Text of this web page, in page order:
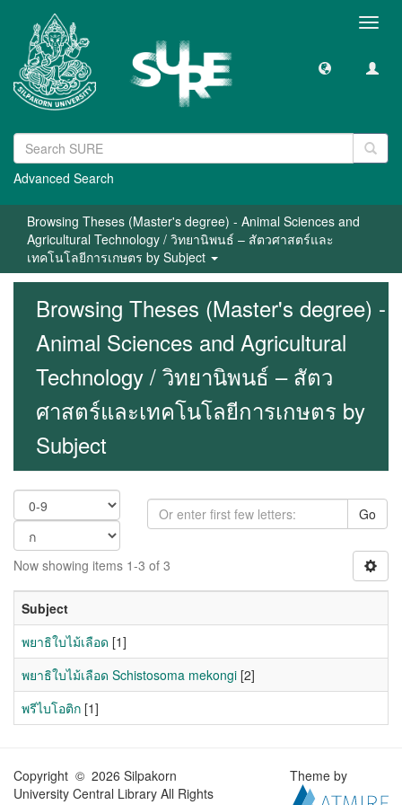
Advanced Search
Browsing Theses (Master's degree) - Animal Sciences and
Agricultural Technology / วิทยานิพนธ์ – สัตวศาสตร์และ
เทคโนโลยีการเกษตร by Subject
Browsing Theses (Master's degree) -
Animal Sciences and Agricultural
Technology / วิทยานิพนธ์ – สัตว
ศาสตร์และเทคโนโลยีการเกษตร by
Subject
Go
Now showing items 1-3 of 3
Subject
พยาธิใบไม้เลือด [1]
พยาธิใบไม้เลือด Schistosoma mekongi [2]
พรีไบโอติก [1]
Copyright © 2026 Silpakorn
University Central Library All Rights
Theme by